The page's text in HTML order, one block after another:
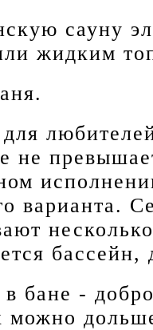
сауну
жидким
не
варианта.
бане -
можно